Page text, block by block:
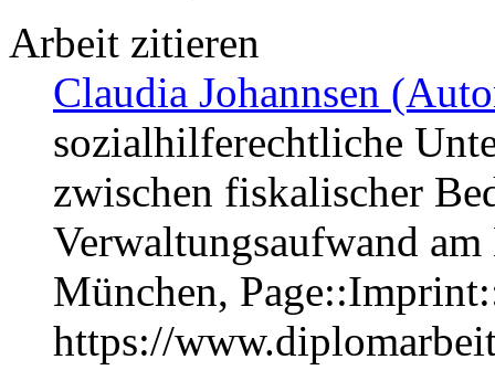
Arbeit zitieren
Claudia Johannsen
sozialhilferechtliche
zwischen fiskalischer
Verwaltungsaufwand
München,
https://